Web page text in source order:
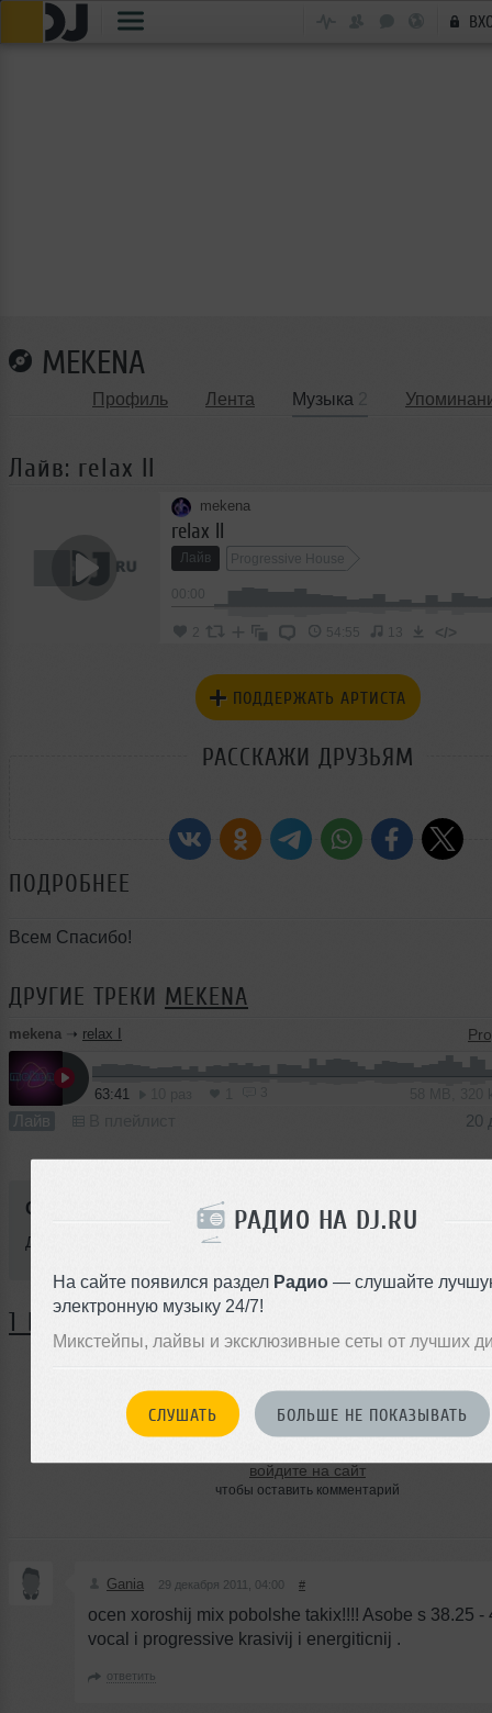
РАДИО НА DJ.RU
На сайте появился раздел Радио — слушайте
электронную музыку 24/7!
Микстейпы, лайвы и эксклюзивные сеты от лучших
СЛУШАТЬ БОЛЬШЕ НЕ ПОКАЗЫВАТЬ
MEKENA
Профиль Лента Музыка
Лайв: relax II
mekena
relax II
Лайв Progressive House
2 54:55 13 </>
ПОДДЕРЖАТЬ АРТИСТА
РАССКАЖИ ДРУЗЬЯМ
ПОДРОБНЕЕ
Всем Спасибо!
ДРУГИЕ ТРЕКИ MEKENA
mekena ➝ relax I
63:41
Лайв 20
Стиль: Progressive House
Добавлен: 20 декабря 2011, 01:18
1 КОММЕНТАРИЙ
ЗАРЕГИСТРИРУЙТЕСЬ
войдите на сайт
чтобы оставить комментарий
Gania 29 декабря 2011, 04:00 #
ocen xoroshij mix pobolshe takix!!!! Asobe s 38.25 -
vocal i progressive krasivij i energiticnij .
ответить